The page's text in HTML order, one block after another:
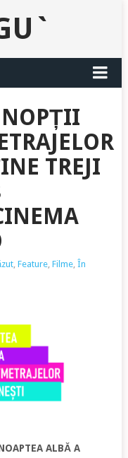
TREJI
, Feature, Filme, În
ALBĂ A